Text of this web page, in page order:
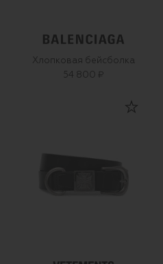
Хлопковая бейсболка
54 800 ₽